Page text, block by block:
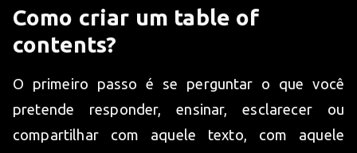
Como criar um table of
contents?
O primeiro passo é se perguntar o que você
pretende responder, ensinar, esclarecer ou
compartilhar com aquele texto, com aquele